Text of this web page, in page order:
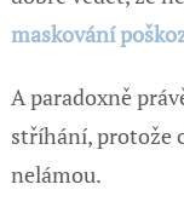
maskování
A paradoxně
stříhání, protože
nelámou.